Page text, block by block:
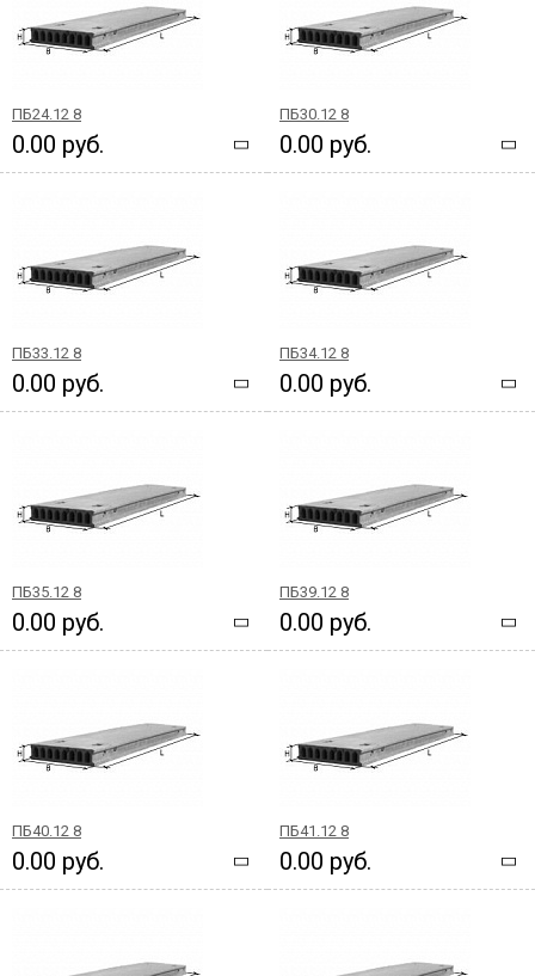
ПБ24.12 8
0.00 руб.
ПБ30.12 8
0.00 руб.
ПБ33.12 8
0.00 руб.
ПБ34.12 8
0.00 руб.
ПБ35.12 8
0.00 руб.
ПБ39.12 8
0.00 руб.
ПБ40.12 8
0.00 руб.
ПБ41.12 8
0.00 руб.